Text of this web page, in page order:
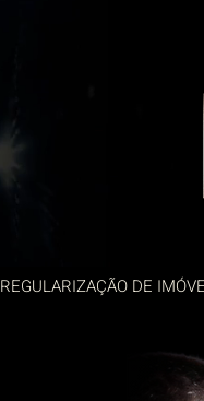
REGULARIZAÇÃO DE